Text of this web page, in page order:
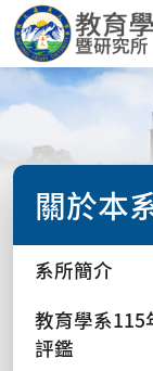
關於本
系所簡介
教育學系115
評鑑